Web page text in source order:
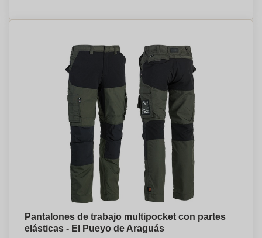
Pantalones de trabajo multipocket con partes
elásticas - El Pueyo de Araguás